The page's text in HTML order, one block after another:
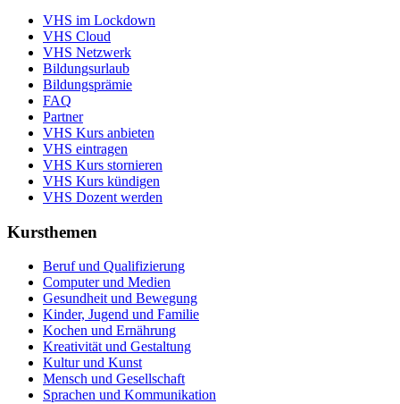
VHS im Lockdown
VHS Cloud
VHS Netzwerk
Bildungsurlaub
Bildungsprämie
FAQ
Partner
VHS Kurs anbieten
VHS eintragen
VHS Kurs stornieren
VHS Kurs kündigen
VHS Dozent werden
Kursthemen
Beruf und Qualifizierung
Computer und Medien
Gesundheit und Bewegung
Kinder, Jugend und Familie
Kochen und Ernährung
Kreativität und Gestaltung
Kultur und Kunst
Mensch und Gesellschaft
Sprachen und Kommunikation